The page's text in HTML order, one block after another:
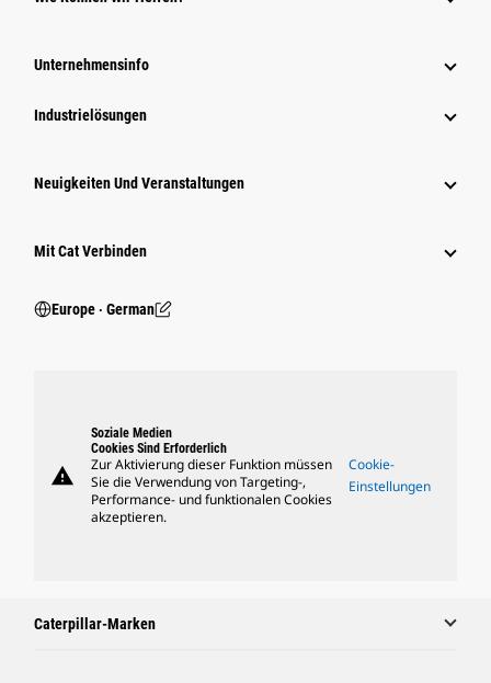
Unternehmensinfo
Industrielösungen
Neuigkeiten Und Veranstaltungen
Mit Cat Verbinden
Europe ‧ German
warning
Soziale Medien
Cookies Sind Erforderlich
Zur Aktivierung dieser Funktion müssen
Sie die Verwendung von Targeting-,
Performance- und funktionalen Cookies
akzeptieren.
Cookie-
Einstellungen
Caterpillar-Marken